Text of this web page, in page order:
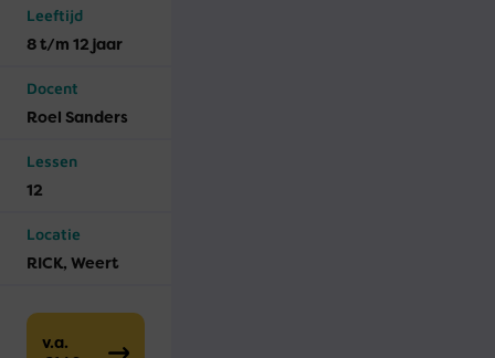
Leeftijd
8 t/m 12 jaar
Docent
Roel Sanders
Lessen
12
Locatie
RICK, Weert
v.a.